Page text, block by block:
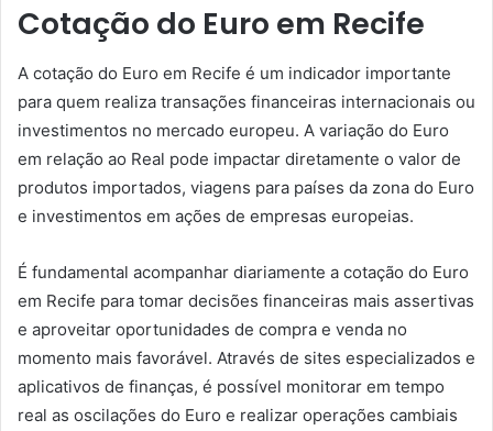
Cotação do Euro em Recife
A cotação do Euro em Recife é um indicador importante
para quem realiza transações financeiras internacionais ou
investimentos no mercado europeu. A variação do Euro
em relação ao Real pode impactar diretamente o valor de
produtos importados, viagens para países da zona do Euro
e investimentos em ações de empresas europeias.
É fundamental acompanhar diariamente a cotação do Euro
em Recife para tomar decisões financeiras mais assertivas
e aproveitar oportunidades de compra e venda no
momento mais favorável. Através de sites especializados e
aplicativos de finanças, é possível monitorar em tempo
real as oscilações do Euro e realizar operações cambiais